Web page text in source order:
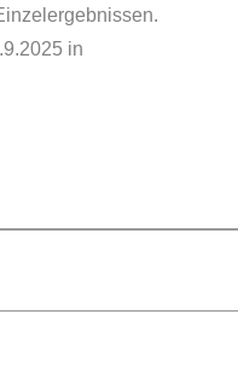
in